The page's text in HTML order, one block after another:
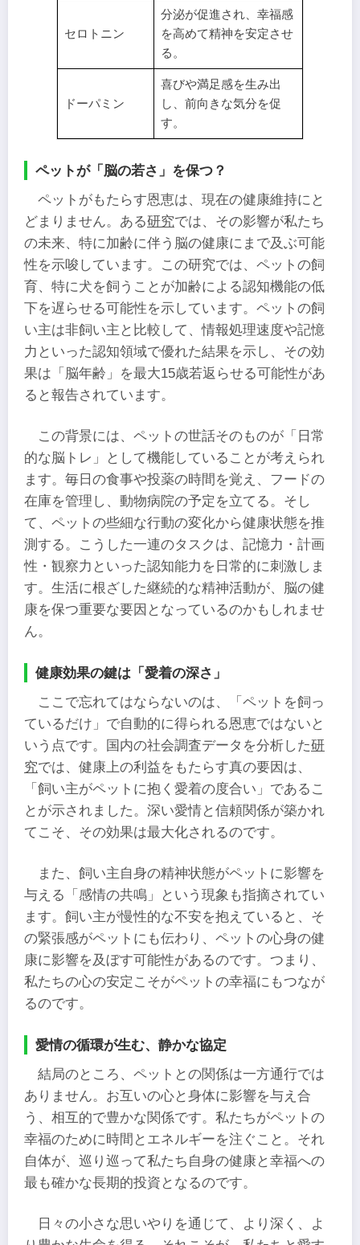
セロトニン
分泌が促進され、幸福感
を高めて精神を安定させ
る。
ドーパミン
喜びや満足感を生み出
し、前向きな気分を促
す。
ペットが「脳の若さ」を保つ？
ペットがもたらす恩恵は、現在の健康維持にと
どまりません。ある研究では、その影響が私たち
の未来、特に加齢に伴う脳の健康にまで及ぶ可能
性を示唆しています。この研究では、ペットの飼
育、特に犬を飼うことが加齢による認知機能の低
下を遅らせる可能性を示しています。ペットの飼
い主は非飼い主と比較して、情報処理速度や記憶
力といった認知領域で優れた結果を示し、その効
果は「脳年齢」を最大15歳若返らせる可能性があ
ると報告されています。
この背景には、ペットの世話そのものが「日常
的な脳トレ」として機能していることが考えられ
ます。毎日の食事や投薬の時間を覚え、フードの
在庫を管理し、動物病院の予定を立てる。そし
て、ペットの些細な行動の変化から健康状態を推
測する。こうした一連のタスクは、記憶力・計画
性・観察力といった認知能力を日常的に刺激しま
す。生活に根ざした継続的な精神活動が、脳の健
康を保つ重要な要因となっているのかもしれませ
ん。
健康効果の鍵は「愛着の深さ」
ここで忘れてはならないのは、「ペットを飼っ
ているだけ」で自動的に得られる恩恵ではないと
いう点です。国内の社会調査データを分析した研
究では、健康上の利益をもたらす真の要因は、
「飼い主がペットに抱く愛着の度合い」であるこ
とが示されました。深い愛情と信頼関係が築かれ
てこそ、その効果は最大化されるのです。
また、飼い主自身の精神状態がペットに影響を
与える「感情の共鳴」という現象も指摘されてい
ます。飼い主が慢性的な不安を抱えていると、そ
の緊張感がペットにも伝わり、ペットの心身の健
康に影響を及ぼす可能性があるのです。つまり、
私たちの心の安定こそがペットの幸福にもつなが
るのです。
愛情の循環が生む、静かな協定
結局のところ、ペットとの関係は一方通行では
ありません。お互いの心と身体に影響を与え合
う、相互的で豊かな関係です。私たちがペットの
幸福のために時間とエネルギーを注ぐこと。それ
自体が、巡り巡って私たち自身の健康と幸福への
最も確かな長期的投資となるのです。
日々の小さな思いやりを通じて、より深く、よ